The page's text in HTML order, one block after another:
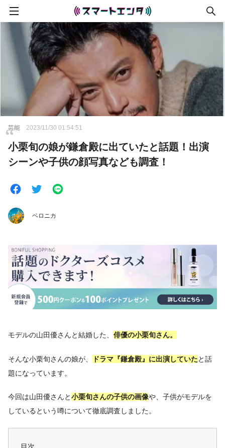
芸能 2023/11/30 01:54:51
小栗旬の娘が鎌倉殿に出ていたと話題！出演
シーンや子供の顔写真なども調査！
ベロニカ
モデルの山田優さんと結婚した、 俳優の小栗旬さん。
そんな小栗旬さんの娘が、 ドラマ『鎌倉殿』に出演していたと話
題になっています。
今回は山田優さんと小栗旬さんの子供の画像や、子供がモデルを
しているという噂について徹底調査しました。
目次